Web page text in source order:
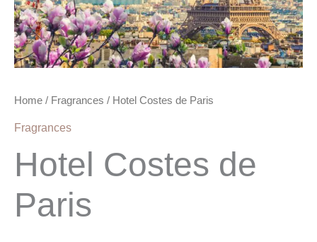
Home / Fragrances / Hotel Costes de Paris
Fragrances
Hotel Costes de
Paris